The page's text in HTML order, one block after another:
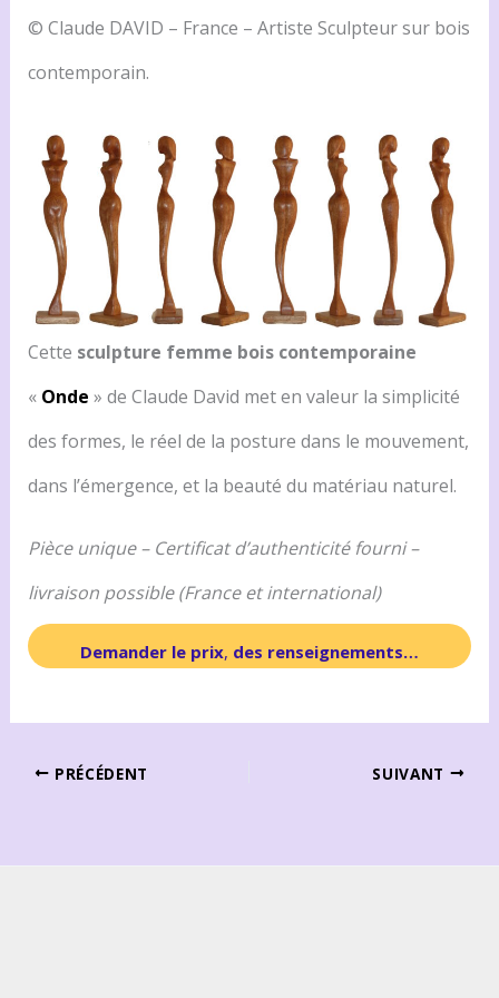
© Claude DAVID – France – Artiste Sculpteur sur bois
contemporain.
Cette sculpture femme bois contemporaine
« Onde » de Claude David met en valeur la simplicité
des formes, le réel de la posture dans le mouvement,
dans l’émergence, et la beauté du matériau naturel.
Pièce unique – Certificat d’authenticité fourni –
livraison possible (France et international)
Demander le prix, des renseignements…
PRÉCÉDENT SUIVANT